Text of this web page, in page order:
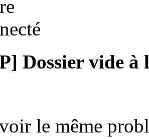
Dossier vide à
le même